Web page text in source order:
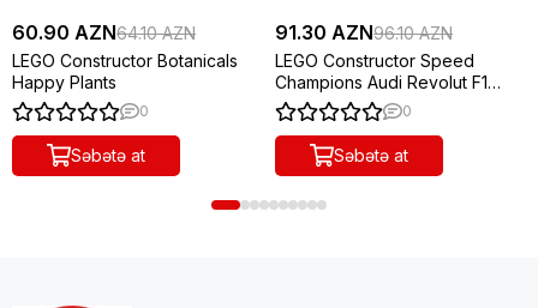
60.90 AZN64.10 AZN
LEGO Constructor Botanicals
Happy Plants
0
Səbətə at
91.30 AZN96.10 AZN
LEGO Constructor Speed
Champions Audi Revolut F1
Team R26 Race Car
0
Səbətə at